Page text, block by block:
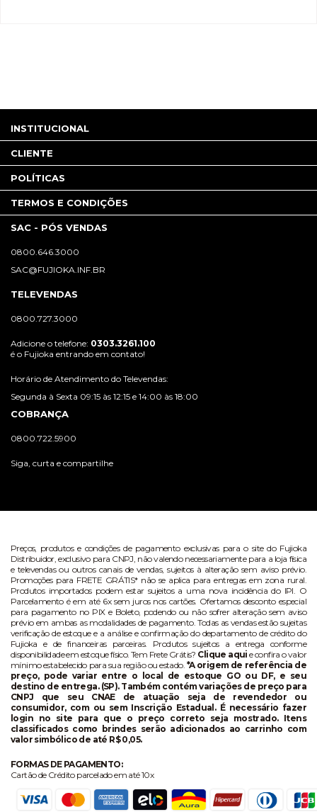
INSTITUCIONAL
CLIENTE
POLÍTICAS
TERMOS E CONDIÇÕES
SAC - PÓS VENDAS
0800.646.3000
SAC@FUJIOKA.INF.BR
TELEVENDAS
0800.727.3000
Adicione o telefone: 0303.3261.100
é o Fujioka entrando em contato!
Horário de Atendimento do Televendas:
Segunda à Sexta 09:15 às 12:15 e 14:00 às 18:00
COBRANÇA
0800.722.5900
Siga, curta e compartilhe
Preços, produtos e condições de pagamento exclusivas para o site do Fujioka
Distribuidor, exclusivo para CNPJ, não valendo necessariamente para a loja física
e televendas ou outros canais de vendas, sujeitos à alteração sem aviso prévio.
Promoções para FRETE GRÁTIS* não se aplica para entregas em zona rural.
Produtos importados podem estar sujeitos a uma nova incidência do IPI. O
Parcelamento é em até 6x sem juros nos cartões. Ofertamos desconto especial
para pagamento no PIX e Boleto, podendo ou não sofrer alteração sem aviso
prévio em ambas as modalidades de pagamento. Todas as vendas estão sujeitas
verificação de estoque e a análise e confirmação do departamento de crédito do
Fujioka e de financeiras parceiras. Produtos sujeitos a entrega conforme
disponibilidade em estoque físico. Tem Frete Grátis? Clique aqui e confira o valor
mínimo estabelecido para sua região ou estado. *A origem de referência de
preço, pode variar entre o local de estoque GO ou DF, e seu
destino de entrega. (SP). Também contém variações de preço para
CNPJ que seu CNAE de atuação seja de revendedor ou
consumidor, com ou sem Inscrição Estadual. É necessário fazer
login no site para que o preço correto seja mostrado. Itens
classificados como brindes serão adicionados ao carrinho com
valor simbólico de até R$ 0,05.
FORMAS DE PAGAMENTO:
Cartão de Crédito parcelado em até 10x